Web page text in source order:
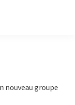
nouveau groupe